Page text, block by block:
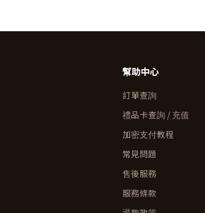
幫助中心
訂單查詢
禮品卡查詢 / 充值
加密支付教程
常見問題
售後服務
服務條款